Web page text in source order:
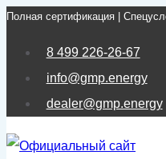
Перейти
Полная сертификация |
8 499 226-26-67
info@gmp.energy
dealer@gmp.energy